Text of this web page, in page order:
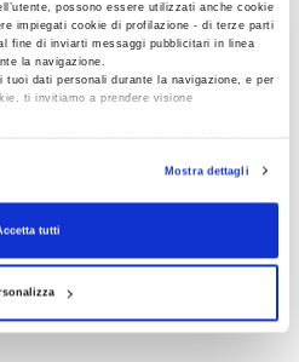
possono essere utilizzati anche cookie
impiegati cookie di profilazione - di terze parti
fine di inviarti messaggi pubblicitari in linea
la navigazione.
dati personali durante la navigazione, e per
ti invitiamo a prendere visione
RevocaMostra dettagli
tutti